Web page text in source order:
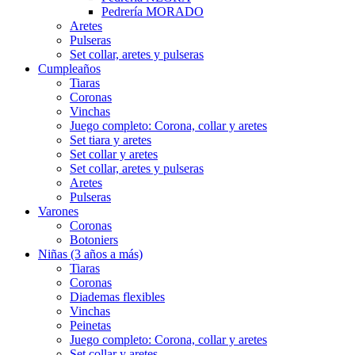
Pedrería MORADO
Aretes
Pulseras
Set collar, aretes y pulseras
Cumpleaños
Tiaras
Coronas
Vinchas
Juego completo: Corona, collar y aretes
Set tiara y aretes
Set collar y aretes
Set collar, aretes y pulseras
Aretes
Pulseras
Varones
Coronas
Botoniers
Niñas (3 años a más)
Tiaras
Coronas
Diademas flexibles
Vinchas
Peinetas
Juego completo: Corona, collar y aretes